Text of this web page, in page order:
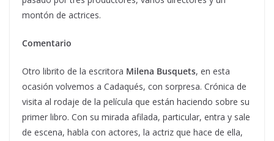
montón de actrices.
Comentario
Otro librito de la escritora Milena Busquets, en esta
ocasión volvemos a Cadaqués, con sorpresa. Crónica de
visita al rodaje de la película que están haciendo sobre su
primer libro. Con su mirada afilada, particular, entra y sale
de escena, habla con actores, la actriz que hace de ella,